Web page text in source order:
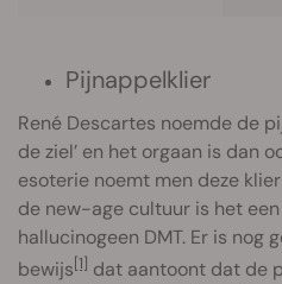
Pijnappelklier
René Descartes noemde de
de ziel’ en het orgaan is dan
esoterie noemt men deze klier
de new-age cultuur is het
hallucinogeen DMT. Er is nog
bewijs[1] dat aantoont dat de